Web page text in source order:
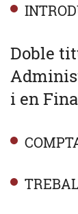
Doble
i en